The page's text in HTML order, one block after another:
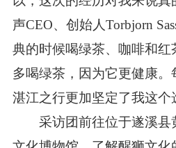
声CEO、创始人Torbjorn
典的时候喝绿茶、咖啡和红
多喝绿茶，因为它更健康。
湛江之行更加坚定了我这个
采访团前往位于遂溪县